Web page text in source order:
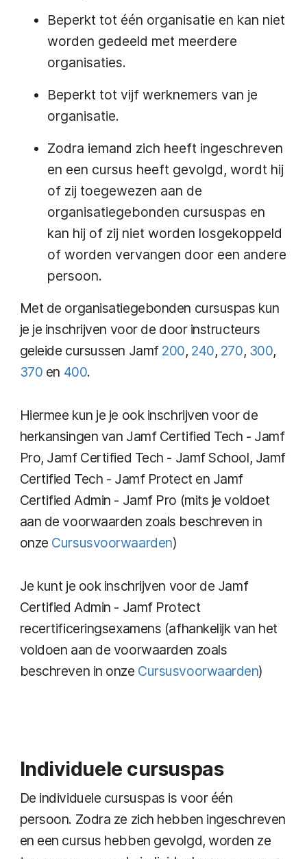
Beperkt tot één organisatie en kan niet
worden gedeeld met meerdere
organisaties.
Beperkt tot vijf werknemers van je
organisatie.
Zodra iemand zich heeft ingeschreven
en een cursus heeft gevolgd, wordt hij
of zij toegewezen aan de
organisatiegebonden cursuspas en
kan hij of zij niet worden losgekoppeld
of worden vervangen door een andere
persoon.
Met de organisatiegebonden cursuspas kun
je je inschrijven voor de door instructeurs
geleide cursussen Jamf 200, 240, 270, 300,
370 en 400.
Hiermee kun je je ook inschrijven voor de
herkansingen van Jamf Certified Tech - Jamf
Pro, Jamf Certified Tech - Jamf School, Jamf
Certified Tech - Jamf Protect en Jamf
Certified Admin - Jamf Pro (mits je voldoet
aan de voorwaarden zoals beschreven in
onze Cursusvoorwaarden)
Je kunt je ook inschrijven voor de Jamf
Certified Admin - Jamf Protect
recertificeringsexamens (afhankelijk van het
voldoen aan de voorwaarden zoals
beschreven in onze Cursusvoorwaarden)
Individuele cursuspas
De individuele cursuspas is voor één
persoon. Zodra ze zich hebben ingeschreven
en een cursus hebben gevolgd, worden ze